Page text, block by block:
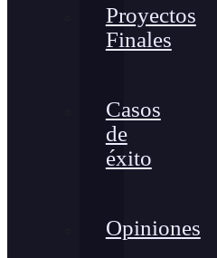
Proyectos
Finales
Casos
de
éxito
Opiniones